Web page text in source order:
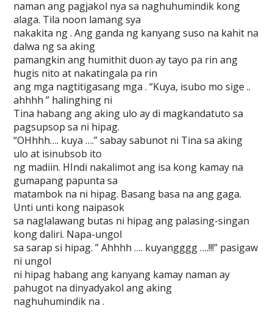
naman ang pagjakol nya sa naghuhumindik kong
alaga. Tila noon lamang sya
nakakita ng . Ang ganda ng kanyang suso na kahit na
dalwa ng sa aking
pamangkin ang humithit duon ay tayo pa rin ang
hugis nito at nakatingala pa rin
ang mga nagtitigasang mga . “Kuya, isubo mo sige ..
ahhhh ” halinghing ni
Tina habang ang aking ulo ay di magkandatuto sa
pagsupsop sa ni hipag.
“OHhhh…. kuya ….” sabay sabunot ni Tina sa aking
ulo at isinubsob ito
ng madiin. HIndi nakalimot ang isa kong kamay na
gumapang papunta sa
matambok na ni hipag. Basang basa na ang gaga.
Unti unti kong naipasok
sa naglalawang butas ni hipag ang palasing-singan
kong daliri. Napa-ungol
sa sarap si hipag. ” Ahhhh …. kuyangggg ….!!!” pasigaw
ni ungol
ni hipag habang ang kanyang kamay naman ay
pahugot na dinyadyakol ang aking
naghuhumindik na .